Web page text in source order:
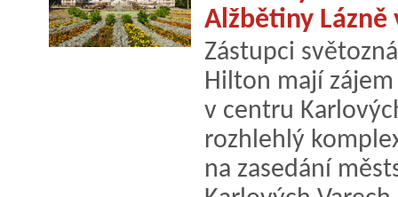
Alžbětiny Lázně
Zástupci
Hilton mají
v centru
rozhlehlý
na zasedání